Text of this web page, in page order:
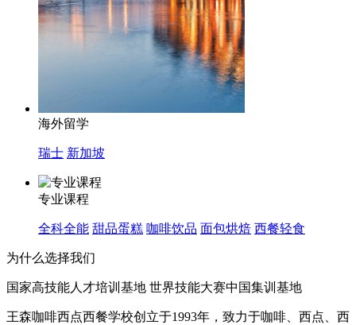
海外留学
瑞士 新加坡
专业课程
全科全能 甜品蛋糕 咖啡饮品 面包烘焙 西餐轻食
为什么选择我们
国家高技能人才培训基地 世界技能大赛中国集训基地
王森咖啡西点西餐学校创立于1993年，致力于咖啡、西点、西